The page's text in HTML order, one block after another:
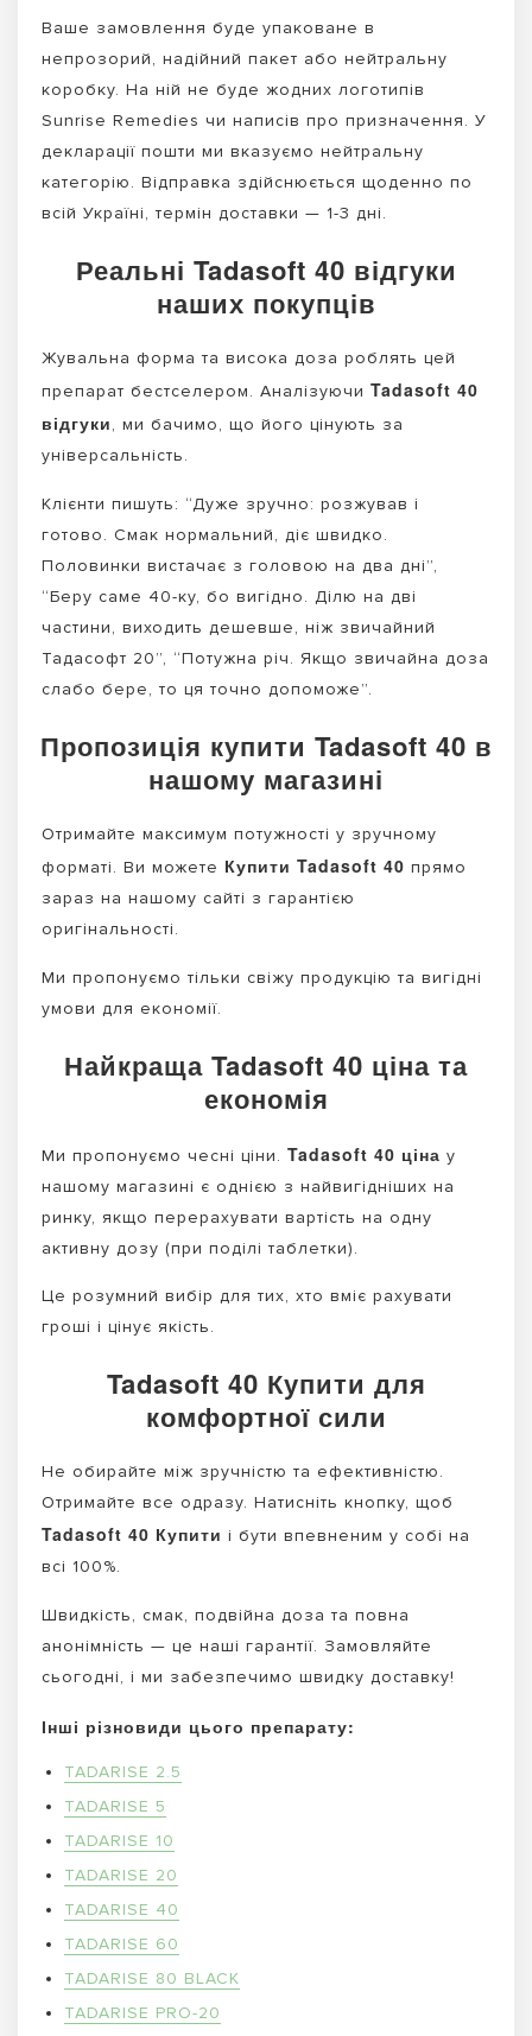
Ваше замовлення буде упаковане в
непрозорий, надійний пакет або нейтральну
коробку. На ній не буде жодних логотипів
Sunrise Remedies чи написів про призначення. У
декларації пошти ми вказуємо нейтральну
категорію. Відправка здійснюється щоденно по
всій Україні, термін доставки — 1-3 дні.
Реальні Tadasoft 40 відгуки
наших покупців
Жувальна форма та висока доза роблять цей
препарат бестселером. Аналізуючи Tadasoft 40
відгуки, ми бачимо, що його цінують за
універсальність.
Клієнти пишуть: “Дуже зручно: розжував і
готово. Смак нормальний, діє швидко.
Половинки вистачає з головою на два дні”,
“Беру саме 40-ку, бо вигідно. Ділю на дві
частини, виходить дешевше, ніж звичайний
Тадасофт 20”, “Потужна річ. Якщо звичайна доза
слабо бере, то ця точно допоможе”.
Пропозиція купити Tadasoft 40 в
нашому магазині
Отримайте максимум потужності у зручному
форматі. Ви можете Купити Tadasoft 40 прямо
зараз на нашому сайті з гарантією
оригінальності.
Ми пропонуємо тільки свіжу продукцію та вигідні
умови для економії.
Найкраща Tadasoft 40 ціна та
економія
Ми пропонуємо чесні ціни. Tadasoft 40 ціна у
нашому магазині є однією з найвигідніших на
ринку, якщо перерахувати вартість на одну
активну дозу (при поділі таблетки).
Це розумний вибір для тих, хто вміє рахувати
гроші і цінує якість.
Tadasoft 40 Купити для
комфортної сили
Не обирайте між зручністю та ефективністю.
Отримайте все одразу. Натисніть кнопку, щоб
Tadasoft 40 Купити і бути впевненим у собі на
всі 100%.
Швидкість, смак, подвійна доза та повна
анонімність — це наші гарантії. Замовляйте
сьогодні, і ми забезпечимо швидку доставку!
Інші різновиди цього препарату:
TADARISE 2.5
TADARISE 5
TADARISE 10
TADARISE 20
TADARISE 40
TADARISE 60
TADARISE 80 BLACK
TADARISE PRO-20